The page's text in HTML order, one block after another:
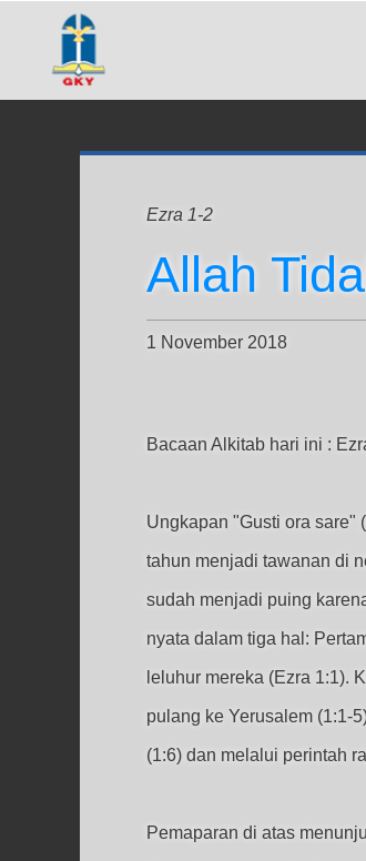
Ezra 1-2
Allah
1 November 2018
Bacaan Alkitab hari ini :
Ungkapan "Gusti ora sare"
tahun menjadi tawanan di
sudah menjadi puing
nyata dalam tiga hal:
leluhur mereka (Ezra 1:1).
pulang ke Yerusalem (1:1-
(1:6) dan melalui perintah
Pemaparan di atas